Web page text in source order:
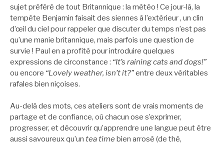
sujet préféré de tout Britannique : la météo ! Ce jour-là, la
tempête Benjamin faisait des siennes à l’extérieur , un clin
d’œil du ciel pour rappeler que discuter du temps n’est pas
qu’une manie britannique, mais parfois une question de
survie ! Paul en a profité pour introduire quelques
expressions de circonstance : “It’s raining cats and dogs!”
ou encore “Lovely weather, isn’t it?”entre deux véritables
rafales bien niçoises.
Au-delà des mots, ces ateliers sont de vrais moments de
partage et de confiance, où chacun ose s’exprimer,
progresser, et découvrir qu’apprendre une langue peut être
aussi savoureux qu’un tea time bien arrosé (de thé,